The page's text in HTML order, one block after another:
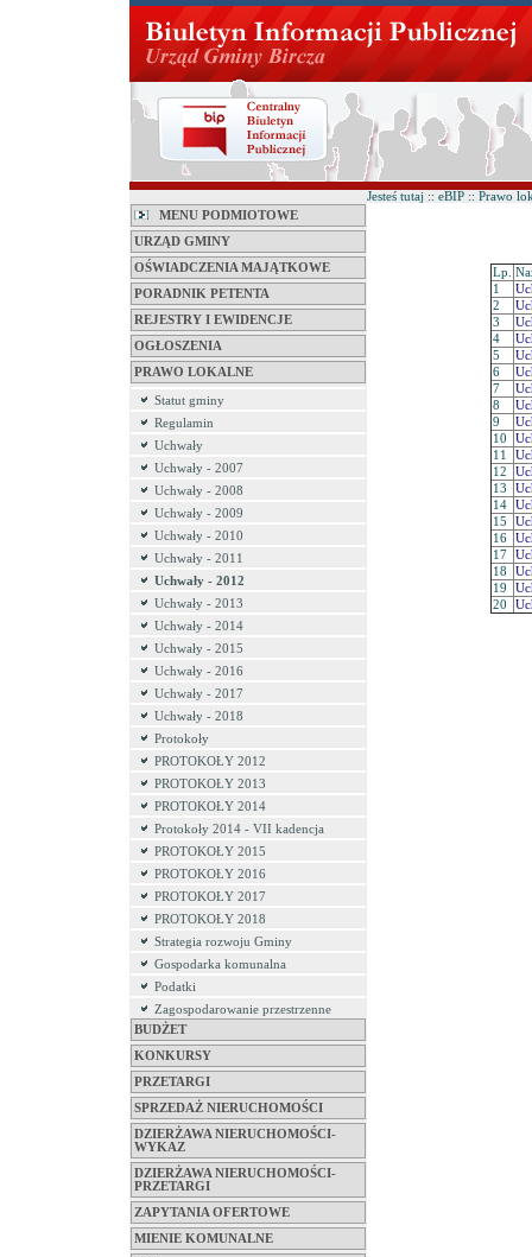
MENU PODMIOTOWE
URZĄD GMINY
OŚWIADCZENIA MAJĄTKOWE
PORADNIK PETENTA
REJESTRY I EWIDENCJE
OGŁOSZENIA
PRAWO LOKALNE
Statut gminy
Regulamin
Uchwały
Uchwały - 2007
Uchwały - 2008
Uchwały - 2009
Uchwały - 2010
Uchwały - 2011
Uchwały - 2012
Uchwały - 2013
Uchwały - 2014
Uchwały - 2015
Uchwały - 2016
Uchwały - 2017
Uchwały - 2018
Protokoły
PROTOKOŁY 2012
PROTOKOŁY 2013
PROTOKOŁY 2014
Protokoły 2014 - VII kadencja
PROTOKOŁY 2015
PROTOKOŁY 2016
PROTOKOŁY 2017
PROTOKOŁY 2018
Strategia rozwoju Gminy
Gospodarka komunalna
Podatki
Zagospodarowanie przestrzenne
BUDŻET
KONKURSY
PRZETARGI
SPRZEDAŻ NIERUCHOMOŚCI
DZIERŻAWA NIERUCHOMOŚCI-
WYKAZ
DZIERŻAWA NIERUCHOMOŚCI-
PRZETARGI
ZAPYTANIA OFERTOWE
MIENIE KOMUNALNE
Jesteś tutaj :: eBIP :: Prawo
Lp.
1
2
3
4
5
6
7
8
9
10
11
12
13
14
15
16
17
18
19
20